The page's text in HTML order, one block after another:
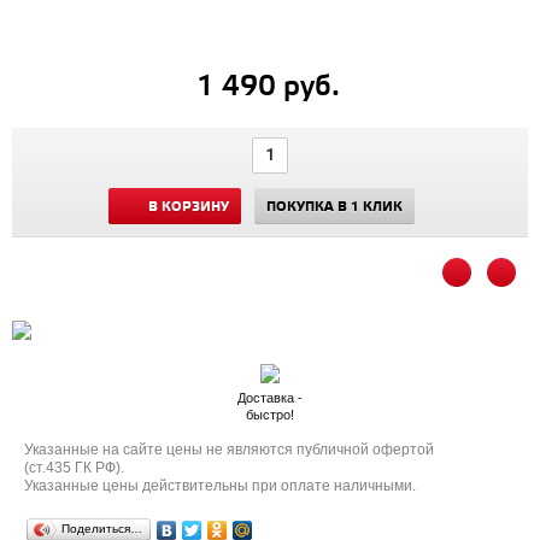
1 490 руб.
В КОРЗИНУ ПОКУПКА В 1 КЛИК
Доставка -
быстро!
Указанные на сайте цены не являются публичной офертой
(ст.435 ГК РФ).
Указанные цены действительны при оплате наличными.
Поделиться…